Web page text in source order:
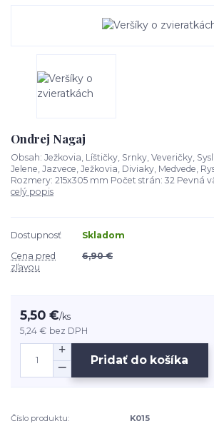
Ondrej Nagaj
Obsah: Ježkovia, Líštičky, Srnky, Veveričky,
Jelene, Jazvece, Ježkovia, Diviaky, Medvede,
Rozmery: 215x305 mm Počet strán: 32 Pevná
celý popis
Dostupnosť
Skladom
Cena pred
zľavou
6,90 €
5,50 €/ks
5,24 € bez DPH
Pridať do košíka
Číslo produktu:
K015